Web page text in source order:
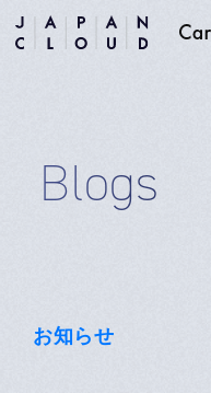
Blogs
お知らせ